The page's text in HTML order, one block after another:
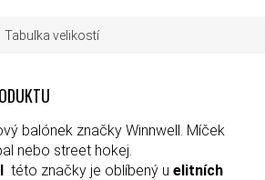
Tabulka velikostí
balónek značky Winnwell. Míček
nebo street hokej.
této značky je oblíbený u elitních